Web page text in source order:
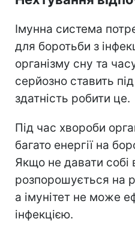
Імунна система
для боротьби з
організму сну та
серйозно ставить
здатність робити це.
Під час хвороби
багато енергії на
Якщо не давати собі
розпорошується на
а імунітет не може
інфекцією.